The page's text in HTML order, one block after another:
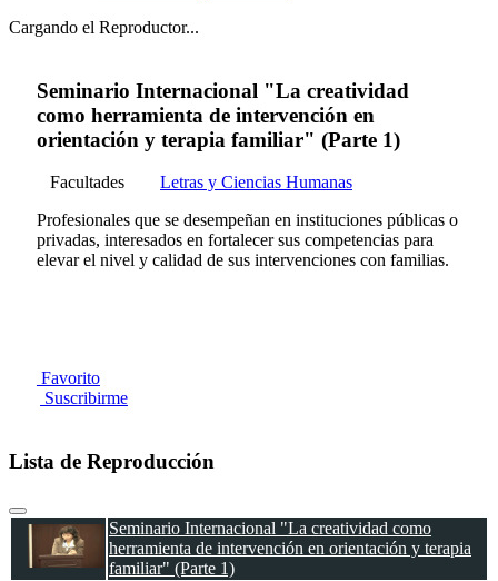
Cargando el Reproductor...
Seminario Internacional "La creatividad
como herramienta de intervención en
orientación y terapia familiar" (Parte 1)
Facultades
Letras y Ciencias Humanas
Profesionales que se desempeñan en instituciones públicas o
privadas, interesados en fortalecer sus competencias para
elevar el nivel y calidad de sus intervenciones con familias.
Favorito
Suscribirme
Lista de Reproducción
Seminario Internacional "La creatividad como
herramienta de intervención en orientación y terapia
familiar" (Parte 1)